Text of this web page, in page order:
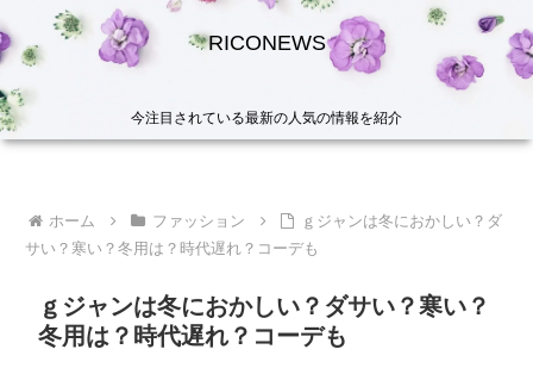
RICONEWS
今注目されている最新の人気の情報を紹介
ホーム ファッション
ｇジャンは冬におかしい？ダ
サい？寒い？冬用は？時代遅れ？コーデも
ｇジャンは冬におかしい？ダサい？寒い？
冬用は？時代遅れ？コーデも